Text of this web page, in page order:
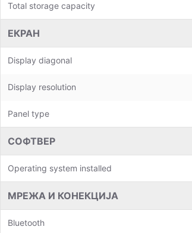
Total storage capacity
ЕКРАН
Display diagonal
Display resolution
Panel type
СОФТВЕР
Operating system installed
МРЕЖА И КОНЕКЦИЈА
Bluetooth